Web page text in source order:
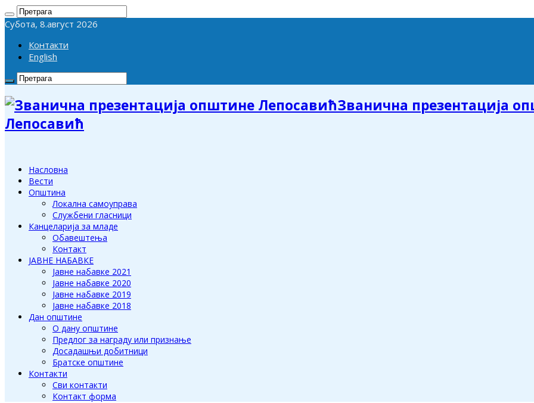
Субота, 8.август 2026
Контакти
English
Званична презентација
Лепосавић
Насловна
Вести
Општина
Локална самоуправа
Службени гласници
Канцеларија за младе
Обавештења
Контакт
ЈАВНЕ НАБАВКЕ
Јавне набавке 2021
Јавне набавке 2020
Јавне набавке 2019
Јавне набавке 2018
Дан општине
О дану општине
Предлог за награду или признање
Досадашњи добитници
Братске општине
Контакти
Сви контакти
Контакт форма